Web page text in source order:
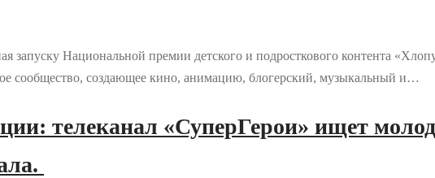
запуску Национальной премии детского и подросткового контента
сообщество, создающее кино, анимацию, блогерский, музыкальный и…
телеканал «СуперГерои» ищет